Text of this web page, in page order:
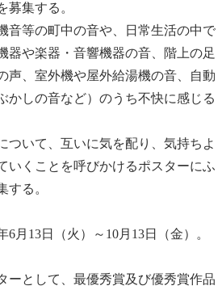
募集する。
音等の町中の音や、日常生活の中で
器や楽器・音響機器の音、階上の足
声、室外機や屋外給湯機の音、自動
かしの音など）のうち不快に感じる
いて、互いに気を配り、気持ちよ
いくことを呼びかけるポスターにふ
する。
月13日（火）～10月13日（金）。
として、最優秀賞及び優秀賞作品